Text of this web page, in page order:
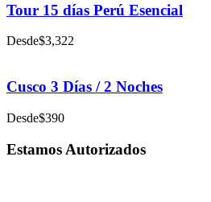
Tour 15 días Perú Esencial
Desde$3,322
Cusco 3 Días / 2 Noches
Desde$390
Estamos Autorizados